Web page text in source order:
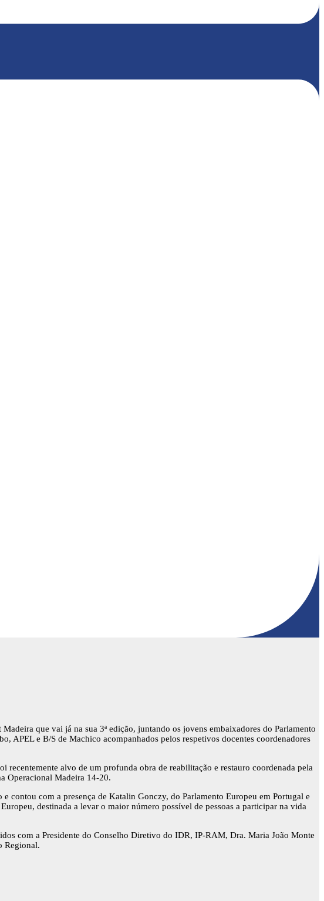
que vai já na sua 3ª edição, juntando os jovens embaixadores do Parlamento
APEL e B/S de Machico acompanhados pelos respetivos docentes coordenadores
alvo de um profunda obra de reabilitação e restauro coordenada pela
Operacional Madeira 14-20.
contou com a presença de Katalin Gonczy, do Parlamento Europeu em Portugal e
destinada a levar o maior número possível de pessoas a participar na vida
com a Presidente do Conselho Diretivo do IDR, IP-RAM, Dra. Maria João Monte
Regional.